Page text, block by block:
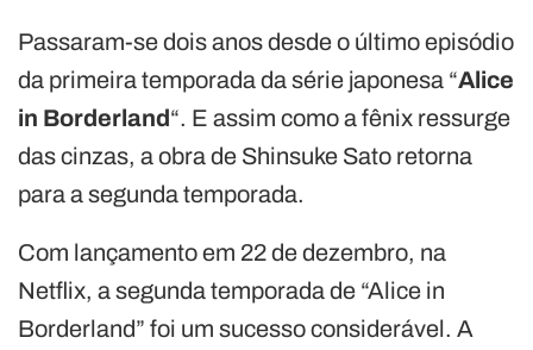
Passaram-se dois anos desde o último episódio
da primeira temporada da série japonesa “Alice
in Borderland“. E assim como a fênix ressurge
das cinzas, a obra de Shinsuke Sato retorna
para a segunda temporada.
Com lançamento em 22 de dezembro, na
Netflix, a segunda temporada de “Alice in
Borderland” foi um sucesso considerável. A